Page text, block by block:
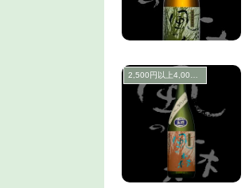
2,500円以上4,000円未満